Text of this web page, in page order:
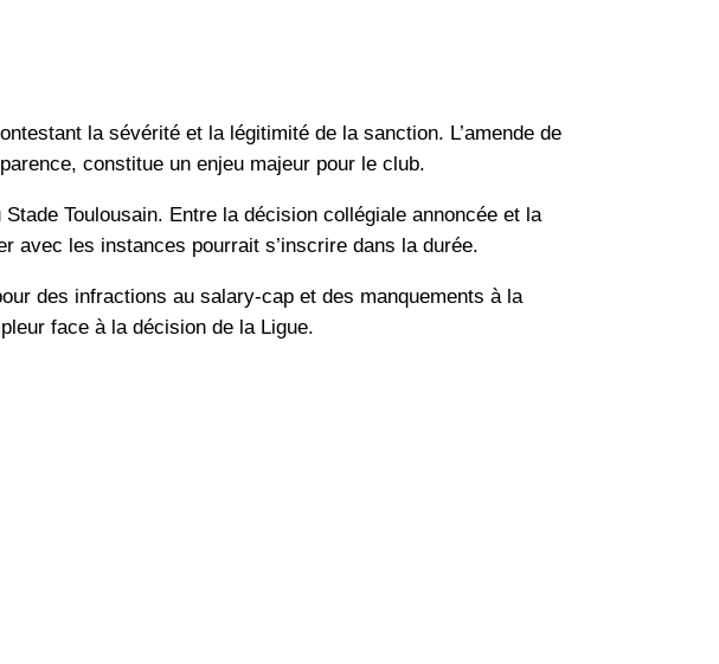
la sévérité et la légitimité de la sanction. L’amende de
constitue un enjeu majeur pour le club.
Toulousain. Entre la décision collégiale annoncée et la
avec les instances pourrait s’inscrire dans la durée.
des infractions au salary-cap et des manquements à la
face à la décision de la Ligue.